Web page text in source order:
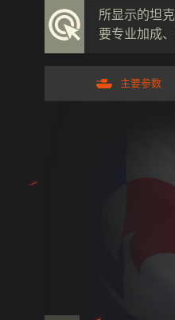
所显示的坦
要专业加成
主要参数